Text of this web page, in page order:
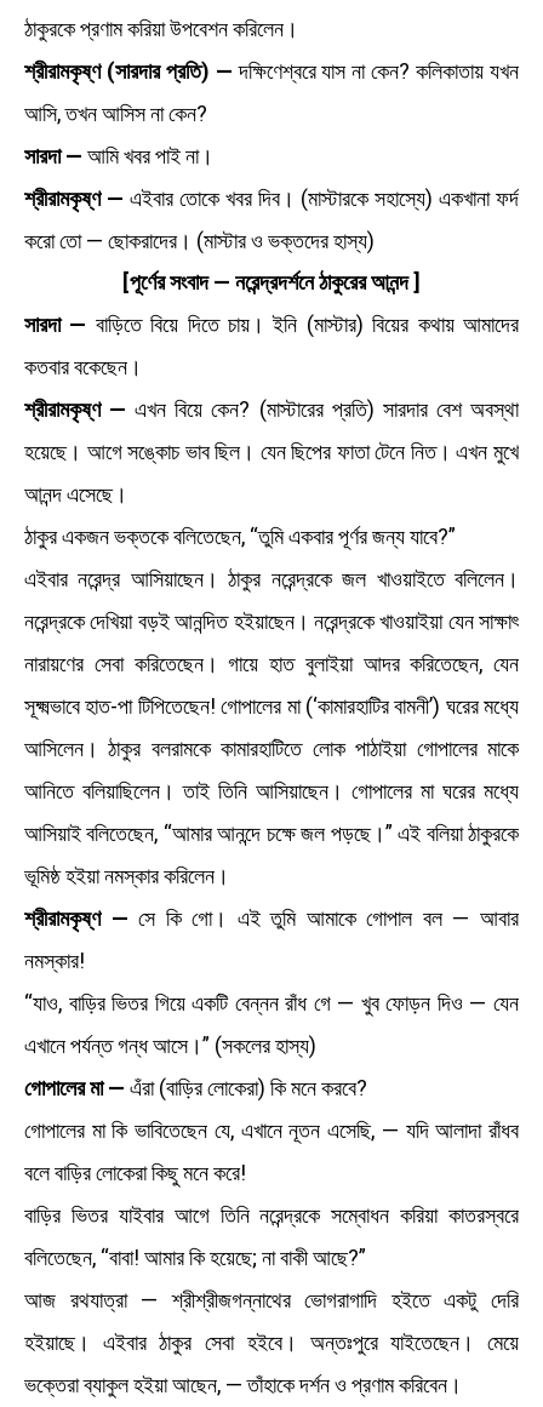
ঠাকুরকে প্রণাম করিয়া উপবেশন করিলেন।
শ্রীরামকৃষ্ণ (সারদার প্রতি) — দক্ষিণেশ্বরে যাস না কেন? কলিকাতায় যখন
আসি, তখন আসিস না কেন?
সারদা — আমি খবর পাই না।
শ্রীরামকৃষ্ণ — এইবার তোকে খবর দিব। (মাস্টারকে সহাস্যে) একখানা ফর্দ
করো তো — ছোকরাদের। (মাস্টার ও ভক্তদের হাস্য)
[পূর্ণের সংবাদ — নরেন্দ্রদর্শনে ঠাকুরের আনন্দ ]
সারদা — বাড়িতে বিয়ে দিতে চায়। ইনি (মাস্টার) বিয়ের কথায় আমাদের
কতবার বকেছেন।
শ্রীরামকৃষ্ণ — এখন বিয়ে কেন? (মাস্টারের প্রতি) সারদার বেশ অবস্থা
হয়েছে। আগে সঙ্কোচ ভাব ছিল। যেন ছিপের ফাতা টেনে নিত। এখন মুখে
আনন্দ এসেছে।
ঠাকুর একজন ভক্তকে বলিতেছেন, “তুমি একবার পূর্ণর জন্য যাবে?”
এইবার নরেন্দ্র আসিয়াছেন। ঠাকুর নরেন্দ্রকে জল খাওয়াইতে বলিলেন।
নরেন্দ্রকে দেখিয়া বড়ই আনন্দিত হইয়াছেন। নরেন্দ্রকে খাওয়াইয়া যেন সাক্ষাৎ
নারায়ণের সেবা করিতেছেন। গায়ে হাত বুলাইয়া আদর করিতেছেন, যেন
সূক্ষ্মভাবে হাত-পা টিপিতেছেন! গোপালের মা (‘কামারহাটির বামনী’) ঘরের মধ্যে
আসিলেন। ঠাকুর বলরামকে কামারহাটিতে লোক পাঠাইয়া গোপালের মাকে
আনিতে বলিয়াছিলেন। তাই তিনি আসিয়াছেন। গোপালের মা ঘরের মধ্যে
আসিয়াই বলিতেছেন, “আমার আনন্দে চক্ষে জল পড়ছে।” এই বলিয়া ঠাকুরকে
ভূমিষ্ঠ হইয়া নমস্কার করিলেন।
শ্রীরামকৃষ্ণ — সে কি গো। এই তুমি আমাকে গোপাল বল — আবার
নমস্কার!
“যাও, বাড়ির ভিতর গিয়ে একটি বেন্নন রাঁধ গে — খুব ফোড়ন দিও — যেন
এখানে পর্যন্ত গন্ধ আসে।” (সকলের হাস্য)
গোপালের মা — এঁরা (বাড়ির লোকেরা) কি মনে করবে?
গোপালের মা কি ভাবিতেছেন যে, এখানে নূতন এসেছি, — যদি আলাদা রাঁধব
বলে বাড়ির লোকেরা কিছু মনে করে!
বাড়ির ভিতর যাইবার আগে তিনি নরেন্দ্রকে সম্বোধন করিয়া কাতরস্বরে
বলিতেছেন, “বাবা! আমার কি হয়েছে; না বাকী আছে?”
আজ রথযাত্রা — শ্রীশ্রীজগন্নাথের ভোগরাগাদি হইতে একটু দেরি
হইয়াছে। এইবার ঠাকুর সেবা হইবে। অন্তঃপুরে যাইতেছেন। মেয়ে
ভক্তেরা ব্যাকুল হইয়া আছেন, — তাঁহাকে দর্শন ও প্রণাম করিবেন।